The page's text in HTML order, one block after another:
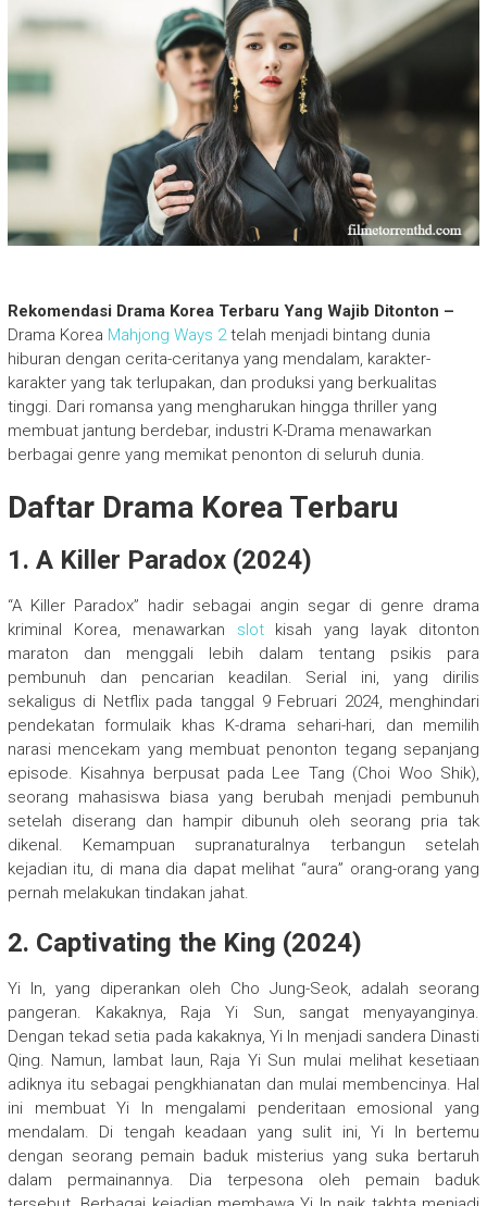
Rekomendasi Drama Korea Terbaru Yang Wajib Ditonton –
Drama Korea Mahjong Ways 2telah menjadi bintang dunia
hiburan dengan cerita-ceritanya yang mendalam, karakter-
karakter yang tak terlupakan, dan produksi yang berkualitas
tinggi. Dari romansa yang mengharukan hingga thriller yang
membuat jantung berdebar, industri K-Drama menawarkan
berbagai genre yang memikat penonton di seluruh dunia.
Daftar Drama Korea Terbaru
1. A Killer Paradox (2024)
“A Killer Paradox” hadir sebagai angin segar di genre drama
kriminal Korea, menawarkan slotkisah yang layak ditonton
maraton dan menggali lebih dalam tentang psikis para
pembunuh dan pencarian keadilan. Serial ini, yang dirilis
sekaligus di Netflix pada tanggal 9 Februari 2024, menghindari
pendekatan formulaik khas K-drama sehari-hari, dan memilih
narasi mencekam yang membuat penonton tegang sepanjang
episode. Kisahnya berpusat pada Lee Tang (Choi Woo Shik),
seorang mahasiswa biasa yang berubah menjadi pembunuh
setelah diserang dan hampir dibunuh oleh seorang pria tak
dikenal. Kemampuan supranaturalnya terbangun setelah
kejadian itu, di mana dia dapat melihat “aura” orang-orang yang
pernah melakukan tindakan jahat.
2. Captivating the King (2024)
Yi In, yang diperankan oleh Cho Jung-Seok, adalah seorang
pangeran. Kakaknya, Raja Yi Sun, sangat menyayanginya.
Dengan tekad setia pada kakaknya, Yi In menjadi sandera Dinasti
Qing. Namun, lambat laun, Raja Yi Sun mulai melihat kesetiaan
adiknya itu sebagai pengkhianatan dan mulai membencinya. Hal
ini membuat Yi In mengalami penderitaan emosional yang
mendalam. Di tengah keadaan yang sulit ini, Yi In bertemu
dengan seorang pemain baduk misterius yang suka bertaruh
dalam permainannya. Dia terpesona oleh pemain baduk